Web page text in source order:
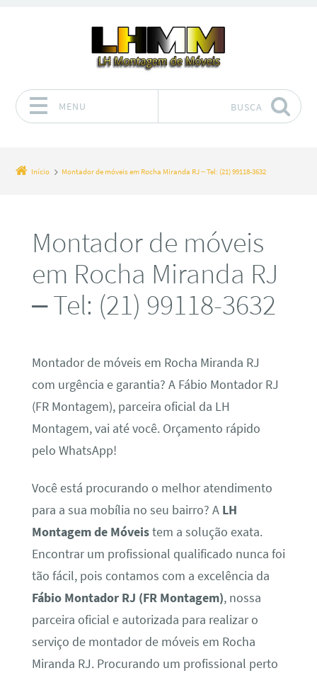
MENU BUSCA
Início Montador de móveis em Rocha Miranda RJ – Tel: (21) 99118-3632
Montador de móveis
em Rocha Miranda RJ
– Tel: (21) 99118-3632
Montador de móveis em Rocha Miranda RJ
com urgência e garantia? A Fábio Montador RJ
(FR Montagem), parceira oficial da LH
Montagem, vai até você. Orçamento rápido
pelo WhatsApp!
Você está procurando o melhor atendimento
para a sua mobília no seu bairro? A LH
Montagem de Móveistem a solução exata.
Encontrar um profissional qualificado nunca foi
tão fácil, pois contamos com a excelência da
Fábio Montador RJ (FR Montagem), nossa
parceira oficial e autorizada para realizar o
serviço de montador de móveis em Rocha
Miranda RJ. Procurando um profissional perto